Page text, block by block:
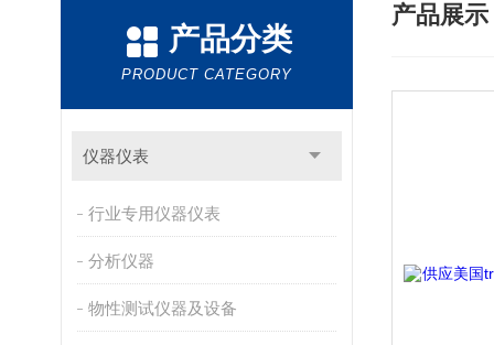
产品分类
PRODUCT CATEGORY
仪器仪表
行业专用仪器仪表
分析仪器
物性测试仪器及设备
产品展示